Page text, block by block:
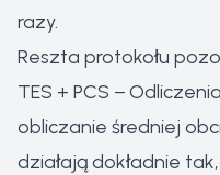
razy.
Reszta protokołu
TES + PCS −
obliczanie średniej
działają dokładnie